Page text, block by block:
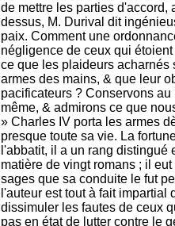
de mettre les parties d'accord,
dessus, M. Durival dit
paix. Comment une
négligence de ceux qui
ce que les plaideurs acharnés
armes des mains, & que leur
pacificateurs ? Conservons
même, & admirons ce que
» Charles IV porta les armes
presque toute sa vie. La
l'abbatit, il a un rang distingué
matière de vingt romans ; il
sages que sa conduite le fut
l'auteur est tout à fait
dissimuler les fautes de ceux
pas en état de lutter contre le